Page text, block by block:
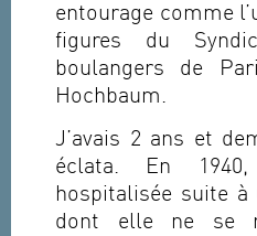
entourage comme
figures du
boulangers de
Hochbaum.
J’avais 2 ans et
éclata. En
hospitalisée suite à
dont elle ne se